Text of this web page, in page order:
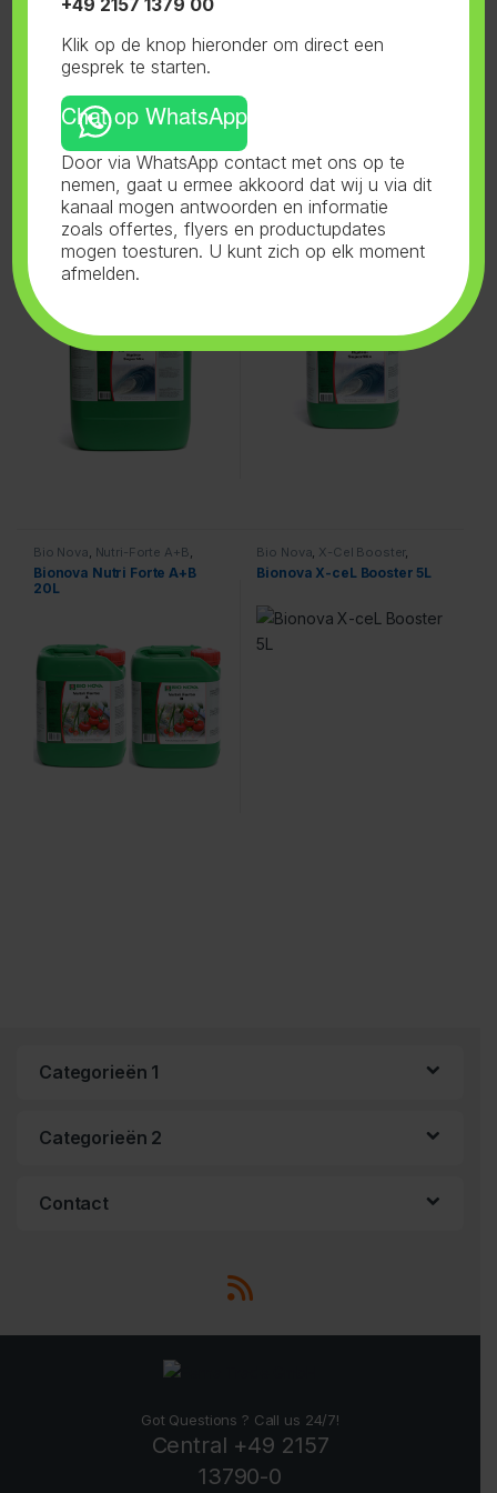
Gerelateerde producten
Bio Nova,Hydro Supermix,
Voeding
Bionova Hydro Supermix
Bio Nova,Hydro Supermix
Voeding
Bionova Hydro Supermix 5L
Bio Nova, Nutri-Forte A+B,
Voeding
Bionova Nutri Forte A+B
20L
Bio Nova, X-Cel Booster,
Voeding
Bionova X-ceL Booster 5L
Categorieën 1
Categorieën 2
Contact
Got Questions ? Call us 24/7!
Central +49 2157
13790-0
Klik op de knop hieronder om direct een
gesprek te starten.
Chat op WhatsApp
Door via WhatsApp contact met ons op te
nemen, gaat u ermee akkoord dat wij u via dit
kanaal mogen antwoorden en informatie
zoals offertes, flyers en productupdates
mogen toesturen. U kunt zich op elk moment
afmelden.